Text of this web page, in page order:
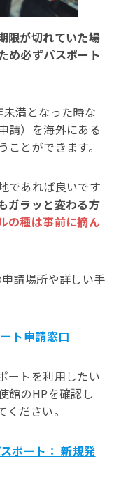
限が切れていた場
め必ずパスポート
満となった時な
請）を海外にある
とができます。
であれば良いです
ガラッと変わる方
の種は事前に摘ん
請場所や詳しい手
ト申請窓口
ートを利用したい
館のHPを確認し
ださい。
ポート： 新規発